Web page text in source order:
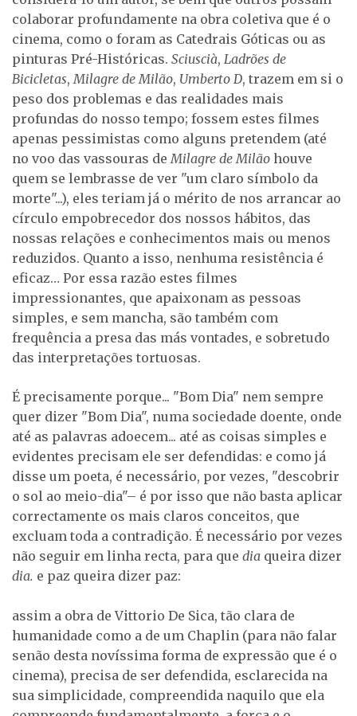
colaborar profundamente na obra coletiva que é o
cinema, como o foram as Catedrais Góticas ou as
pinturas Pré-Históricas. Sciuscià, Ladrões de
Bicicletas, Milagre de Milão, Umberto D, trazem em si o
peso dos problemas e das realidades mais
profundas do nosso tempo; fossem estes filmes
apenas pessimistas como alguns pretendem (até
no voo das vassouras de Milagre de Milão houve
quem se lembrasse de ver "um claro símbolo da
morte"...), eles teriam já o mérito de nos arrancar ao
círculo empobrecedor dos nossos hábitos, das
nossas relações e conhecimentos mais ou menos
reduzidos. Quanto a isso, nenhuma resistência é
eficaz… Por essa razão estes filmes
impressionantes, que apaixonam as pessoas
simples, e sem mancha, são também com
frequência a presa das más vontades, e sobretudo
das interpretações tortuosas.
É precisamente porque... "Bom Dia" nem sempre
quer dizer "Bom Dia", numa sociedade doente, onde
até as palavras adoecem... até as coisas simples e
evidentes precisam ele ser defendidas: e como já
disse um poeta, é necessário, por vezes, "descobrir
o sol ao meio-dia"– é por isso que não basta aplicar
correctamente os mais claros conceitos, que
excluam toda a contradição. É necessário por vezes
não seguir em linha recta, para que dia queira dizer
dia. e paz queira dizer paz:
assim a obra de Vittorio De Sica, tão clara de
humanidade como a de um Chaplin (para não falar
senão desta novíssima forma de expressão que é o
cinema), precisa de ser defendida, esclarecida na
sua simplicidade, compreendida naquilo que ela